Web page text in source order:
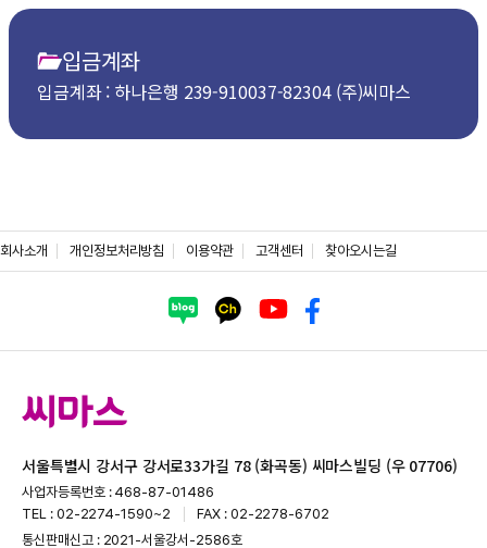
입금계좌
입금계좌 : 하나은행 239-910037-82304 (주)씨마스
회사소개 개인정보처리방침 이용약관 고객센터 찾아오시는길
서울특별시 강서구 강서로33가길 78 (화곡동) 씨마스빌딩 (우 07706)
사업자등록번호 : 468-87-01486
TEL : 02-2274-1590~2
FAX : 02-2278-6702
통신판매신고 : 2021-서울강서-2586호